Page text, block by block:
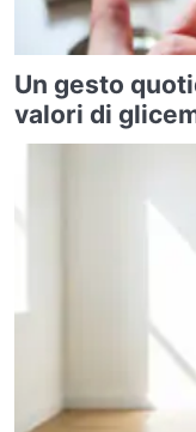
Un gesto
valori di